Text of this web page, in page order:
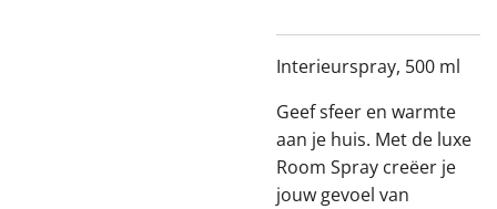
Interieurspray, 500 ml
Geef sfeer en warmte
aan je huis. Met de luxe
Room Spray creëer je
jouw gevoel van